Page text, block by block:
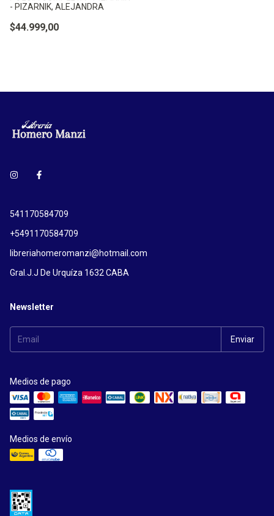
- PIZARNIK, ALEJANDRA
$44.999,00
541170584709
+5491170584709
libreriahomeromanzi@hotmail.com
Gral.J.J De Urquíza 1632 CABA
Newsletter
Medios de pago
Medios de envío